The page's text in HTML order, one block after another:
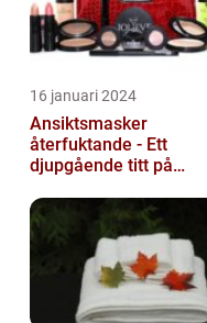
16 januari 2024
Ansiktsmasker
återfuktande - Ett
djupgående titt på
fenomen